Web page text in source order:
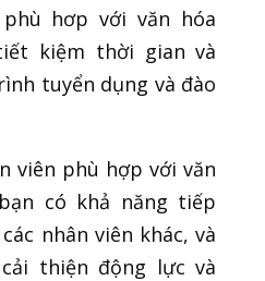
hơp với văn hóa
kiệm thời gian và
tuyển dụng và đào
viên phù hợp với văn
có khả năng tiếp
nhân viên khác, và
thiện động lực và